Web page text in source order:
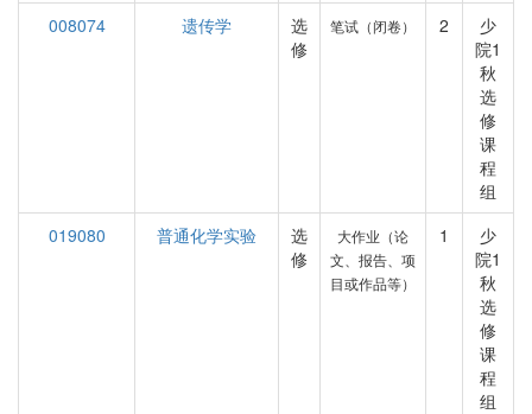
008074
遗传学
选
修
笔试（闭卷） 2
少
院1
秋
选
修
课
程
组
019080
普通化学实验
选
修
大作业（论
文、报告、项
目或作品等）
1
少
院1
秋
选
修
课
程
组